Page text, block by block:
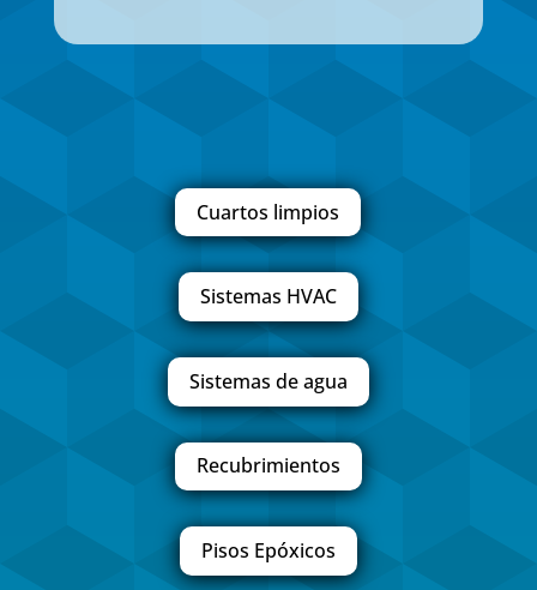
Cuartos limpios
Sistemas HVAC
Sistemas de agua
Recubrimientos
Pisos Epóxicos